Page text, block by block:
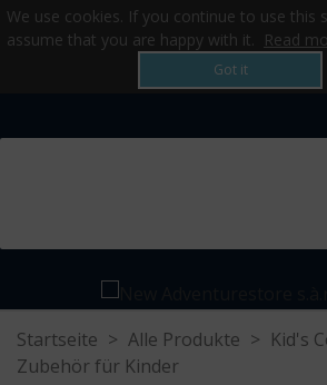
We use cookies. If you continue to use this
assume that you are happy with it. Read
Got it
Startseite > Alle Produkte > Kid's
Zubehör für Kinder